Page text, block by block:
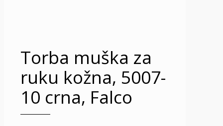
Torba muška za
ruku kožna, 5007-
10 crna, Falco